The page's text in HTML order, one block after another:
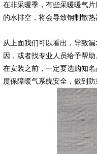
在非采暖季，有些采暖暖气
的水排空，将会导致钢制散
从上面我们可以看出，导致
因，或者找专业人员给予帮
在安装之前，一定要选购知
度保障暖气系统安全，做到防